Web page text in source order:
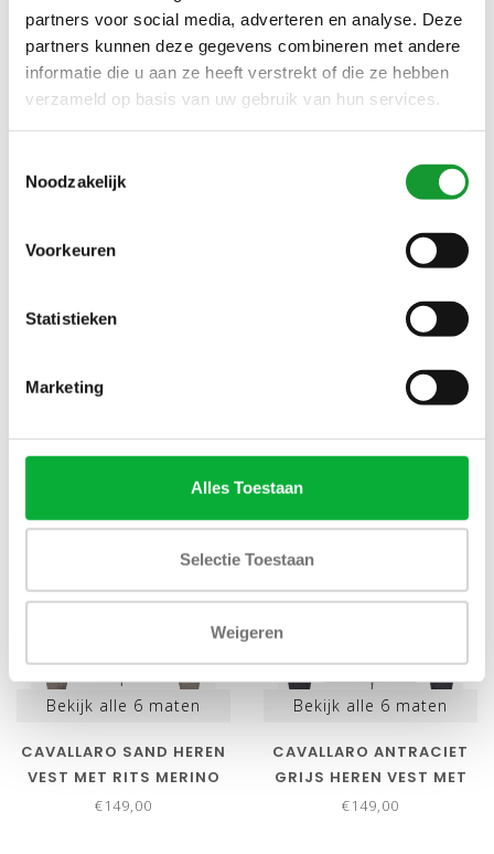
partners voor social media, adverteren en analyse. Deze
partners kunnen deze gegevens combineren met andere
informatie die u aan ze heeft verstrekt of die ze hebben
verzameld op basis van uw gebruik van hun services.
Noodzakelijk
Voorkeuren
Statistieken
Marketing
Alles Toestaan
Selectie Toestaan
Weigeren
MET RITSJE
NIEUW
VEST MET RITS MERINO
€149,00
NIEUW
maten
DONKERBRUIN HEREN
VEST MET RITS MERINO
Bekijk alle 6 maten
CAVALLARO SAND HEREN
VEST MET RITS MERINO
WOL
€149,00
Bekijk alle 6 maten
CAVALLARO ANTRACIET
GRIJS HEREN VEST MET
RITS MERINO WOL
€149,00